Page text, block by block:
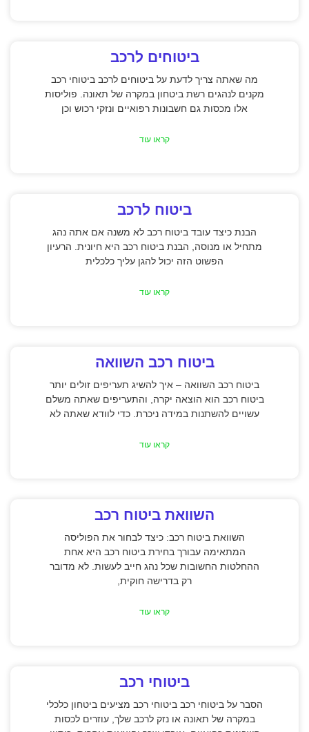
ביטוחים לרכב
מה שאתה צריך לדעת על ביטוחים לרכב ביטוחי רכב
מקנים לנהגים רשת ביטחון במקרה של תאונה. פוליסות
אלו מכסות גם חשבונות רפואיים ונזקי רכוש וכן
קראו עוד
ביטוח לרכב
הבנת כיצד עובד ביטוח רכב לא משנה אם אתה נהג
מתחיל או מנוסה, הבנת ביטוח רכב היא חיונית. הרעיון
הפשוט הזה יכול להגן עליך כלכלית
קראו עוד
ביטוח רכב השוואה
ביטוח רכב השוואה – איך להשיג תעריפים זולים יותר
ביטוח רכב הוא הוצאה יקרה, והתעריפים שאתה משלם
עשויים להשתנות במידה ניכרת. כדי לוודא שאתה לא
קראו עוד
השוואת ביטוח רכב
השוואת ביטוח רכב: כיצד לבחור את הפוליסה
המתאימה עבורך בחירת ביטוח רכב היא אחת
ההחלטות החשובות שכל נהג חייב לעשות. לא מדובר
רק בדרישה חוקית,
קראו עוד
ביטוחי רכב
הסבר על ביטוחי רכב ביטוחי רכב מציעים ביטחון כלכלי
במקרה של תאונה או נזק לרכב שלך, עוזרים לכסות